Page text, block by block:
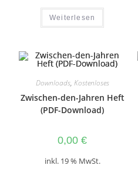
Weiterlesen
Downloads, Kostenloses
Zwischen-den-Jahren Heft
(PDF-Download)
0,00€
inkl. 19 % MwSt.